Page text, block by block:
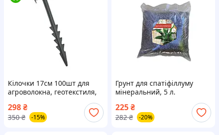
Кілочки 17см 100шт для
агроволокна, геотекстиля,
298₴
350 ₴ -15%
Грунт для спатіфіллуму
мінеральний, 5 л.
225₴
282 ₴ -20%